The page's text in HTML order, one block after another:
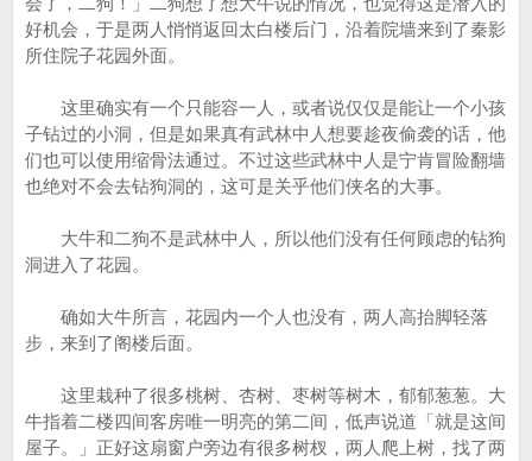
好机会，于是两人悄悄返回太白楼后门，沿着院墙来到了秦影
所住院子花园外面。
这里确实有一个只能容一人，或者说仅仅是能让一个小孩
子钻过的小洞，但是如果真有武林中人想要趁夜偷袭的话，他
们也可以使用缩骨法通过。不过这些武林中人是宁肯冒险翻墙
也绝对不会去钻狗洞的，这可是关乎他们侠名的大事。
大牛和二狗不是武林中人，所以他们没有任何顾虑的钻狗
洞进入了花园。
确如大牛所言，花园内一个人也没有，两人高抬脚轻落
步，来到了阁楼后面。
这里栽种了很多桃树、杏树、枣树等树木，郁郁葱葱。大
牛指着二楼四间客房唯一明亮的第二间，低声说道「就是这间
屋子。」正好这扇窗户旁边有很多树杈，两人爬上树，找了两